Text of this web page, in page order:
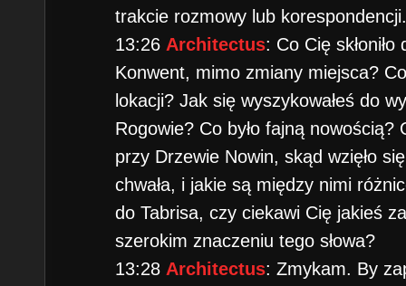
trakcie rozmowy lub
13:26 Architectus: Co Cię
Konwent, mimo zmiany miejsca?
lokacji? Jak się wyszykowałeś do
Rogowie? Co było fajną
przy Drzewie Nowin, skąd wzięło
chwała, i jakie są między nimi
do Tabrisa, czy ciekawi Cię jakieś
szerokim znaczeniu tego słowa?
13:28 Architectus: Zmykam. By